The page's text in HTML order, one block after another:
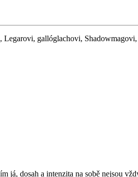
gallóglachovi,
já, dosah a intenzita na sobě nejsou